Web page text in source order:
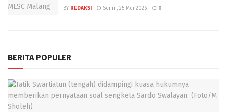
BY REDAKSI Senin, 25 Mei 2026 0
BERITA POPULER